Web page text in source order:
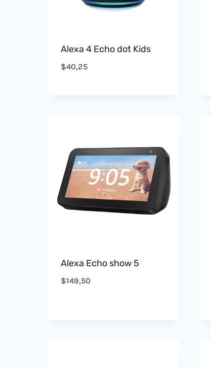
Alexa 4 Echo dot Kids
$40,25
Alexa Echo show 5
$149,50